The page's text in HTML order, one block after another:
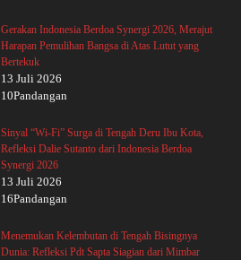
Gerakan Indonesia Berdoa Synergi 2026, Merajut
Harapan Pemulihan Bangsa di Atas Lutut yang
Bertekuk
13 Juli 2026
10Pandangan
Sinyal “Wi-Fi” Surga di Tengah Deru Ibu Kota,
Refleksi Dalie Sutanto dari Indonesia Berdoa
Synergi 2026
13 Juli 2026
16Pandangan
Menemukan Kelembutan di Tengah Bisingnya
Dunia: Refleksi Pdt Sapta Siagian dari Mimbar